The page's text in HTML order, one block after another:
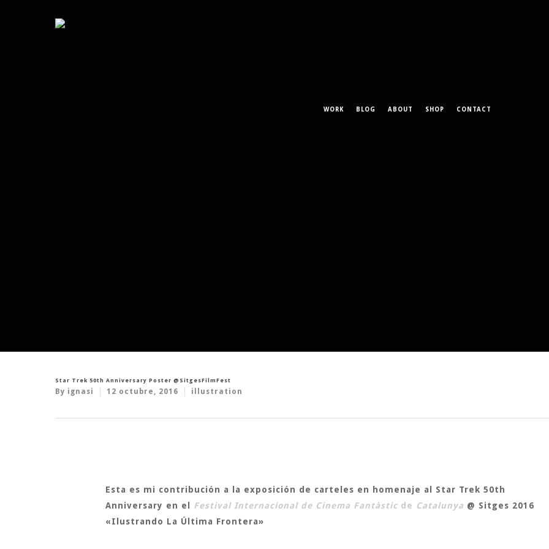
WORK BLOG ABOUT SHOP CONTACT
Star Trek 50th Anniversary Poster @SitgesFilmFest
By ignasi 12 octubre, 2016 illustration
Esta es mi contribución a la exposición de carteles en homenaje al Star Trek 50th
Anniversary en el Festival Internacional de Cinema Fantàstic de Catalunya @ Sitges 2016
«Ilustrando La Última Frontera»